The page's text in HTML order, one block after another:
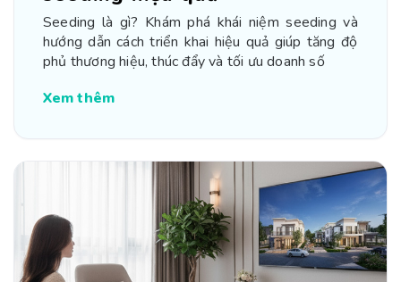
Seeding là gì? Khám phá khái niệm seeding và
hướng dẫn cách triển khai hiệu quả giúp tăng độ
phủ thương hiệu, thúc đẩy và tối ưu doanh số
Xem thêm